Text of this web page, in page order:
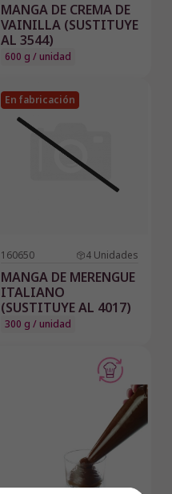
MANGA DE CREMA DE
VAINILLA (SUSTITUYE
AL 3544)
600 g / unidad
En fabricación
160650 4 Unidades
MANGA DE MERENGUE
ITALIANO
(SUSTITUYE AL 4017)
300 g / unidad